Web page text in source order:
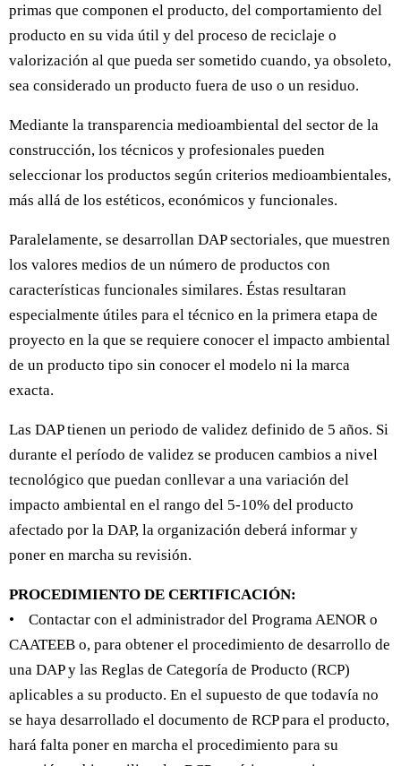
primas que componen el producto, del comportamiento del
producto en su vida útil y del proceso de reciclaje o
valorización al que pueda ser sometido cuando, ya obsoleto,
sea considerado un producto fuera de uso o un residuo.
Mediante la transparencia medioambiental del sector de la
construcción, los técnicos y profesionales pueden
seleccionar los productos según criterios medioambientales,
más allá de los estéticos, económicos y funcionales.
Paralelamente, se desarrollan DAP sectoriales, que muestren
los valores medios de un número de productos con
características funcionales similares. Éstas resultaran
especialmente útiles para el técnico en la primera etapa de
proyecto en la que se requiere conocer el impacto ambiental
de un producto tipo sin conocer el modelo ni la marca
exacta.
Las DAP tienen un periodo de validez definido de 5 años. Si
durante el período de validez se producen cambios a nivel
tecnológico que puedan conllevar a una variación del
impacto ambiental en el rango del 5-10% del producto
afectado por la DAP, la organización deberá informar y
poner en marcha su revisión.
PROCEDIMIENTO DE CERTIFICACIÓN:
• Contactar con el administrador del Programa AENOR o
CAATEEB o, para obtener el procedimiento de desarrollo de
una DAP y las Reglas de Categoría de Producto (RCP)
aplicables a su producto. En el supuesto de que todavía no
se haya desarrollado el documento de RCP para el producto,
hará falta poner en marcha el procedimiento para su